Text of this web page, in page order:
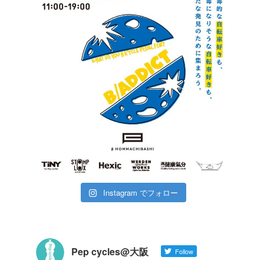
Instagram でフォロー
Pep cycles@大阪 Follow